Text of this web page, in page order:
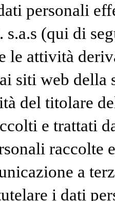
personali
(qui di
le attività
siti web della
del titolare
e trattati
raccolte
a
i dati